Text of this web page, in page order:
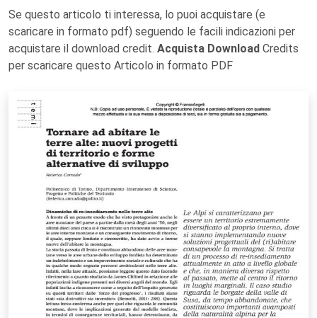
Se questo articolo ti interessa, lo puoi acquistare (e
scaricare in formato pdf) seguendo le facili indicazioni per
acquistare il download credit. Acquista Download Credits
per scaricare questo Articolo in formato PDF